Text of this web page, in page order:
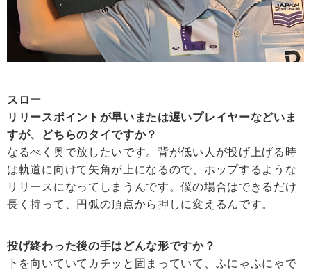
スロー
リリースポイントが早いまたは遅いプレイヤーなどいま
すが、どちらのタイですか？
なるべく奥で放したいです。背が低い人が投げ上げる時
は軌道に向けて矢角が上になるので、ホップするような
リリースになってしまうんです。僕の場合はできるだけ
長く持って、円弧の頂点から押しに変えるんです。
投げ終わった後の手はどんな形ですか？
下を向いていてカチッと固まっていて、ふにゃふにゃで